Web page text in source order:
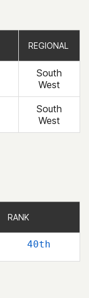
REGIONAL
South
West
South
West
REGIONAL
RANK
40th
RANK